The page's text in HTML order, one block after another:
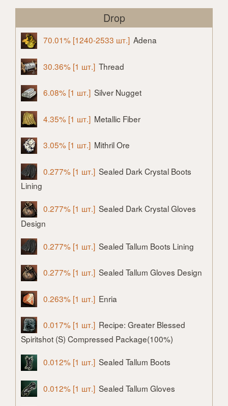
Drop
70.01% [1240-2533 шт.] Adena
30.36% [1 шт.] Thread
6.08% [1 шт.] Silver Nugget
4.35% [1 шт.] Metallic Fiber
3.05% [1 шт.] Mithril Ore
0.277% [1 шт.] Sealed Dark Crystal Boots
Lining
0.277% [1 шт.] Sealed Dark Crystal Gloves
Design
0.277% [1 шт.] Sealed Tallum Boots Lining
0.277% [1 шт.] Sealed Tallum Gloves Design
0.263% [1 шт.] Enria
0.017% [1 шт.] Recipe: Greater Blessed
Spiritshot (S) Compressed Package(100%)
0.012% [1 шт.] Sealed Tallum Boots
0.012% [1 шт.] Sealed Tallum Gloves